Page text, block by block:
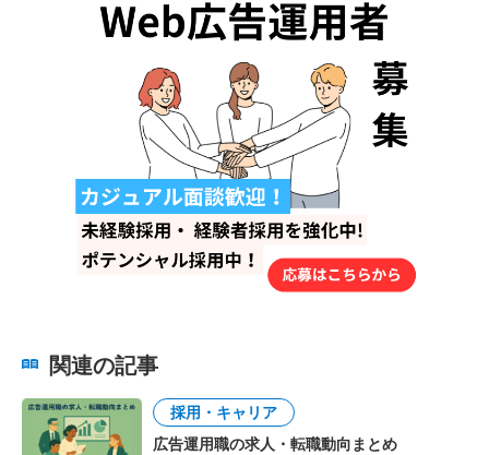
関連の記事
採用・キャリア
広告運用職の求人・転職動向まとめ